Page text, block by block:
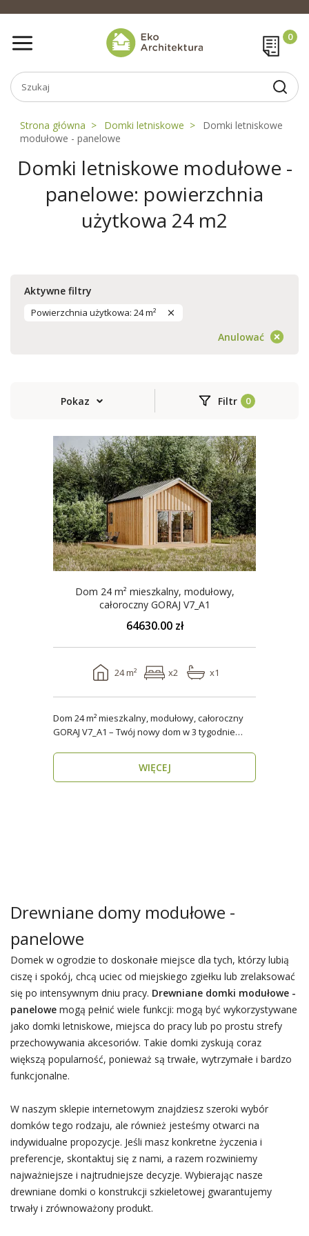
Strona główna Domki letniskowe
Domki letniskowe
modułowe - panelowe
Domki letniskowe modułowe -
panelowe: powierzchnia
użytkowa 24 m2
Aktywne filtry
Powierzchnia użytkowa: 24 m²
Anulować
Pokaz Filtr
Dom 24 m² mieszkalny, modułowy,
całoroczny GORAJ V7_A1
64630.00 zł
24 m² x2 x1
Dom 24 m² mieszkalny, modułowy, całoroczny
GORAJ V7_A1 – Twój nowy dom w 3 tygodnie
WIĘCEJ
Drewniane domy modułowe -
panelowe
Domek w ogrodzie to doskonałe miejsce dla tych, którzy lubią
ciszę i spokój, chcą uciec od miejskiego zgiełku lub zrelaksować
się po intensywnym dniu pracy. Drewniane domki modułowe -
panelowe mogą pełnić wiele funkcji: mogą być wykorzystywane
jako domki letniskowe, miejsca do pracy lub po prostu strefy
przechowywania akcesoriów. Takie domki zyskują coraz
większą popularność, ponieważ są trwałe, wytrzymałe i bardzo
funkcjonalne.
W naszym sklepie internetowym znajdziesz szeroki wybór
domków tego rodzaju, ale również jesteśmy otwarci na
indywidualne propozycje. Jeśli masz konkretne życzenia i
preferencje, skontaktuj się z nami, a razem rozwiniemy
najważniejsze i najtrudniejsze decyzje. Wybierając nasze
drewniane domki o konstrukcji szkieletowej gwarantujemy
trwały i zrównoważony produkt.